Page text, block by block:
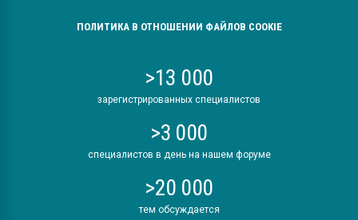
ПОЛИТИКА В ОТНОШЕНИИ ФАЙЛОВ COOKIE
>13 000
зарегистрированных специалистов
>3 000
специалистов в день на нашем форуме
>20 000
тем обсуждается